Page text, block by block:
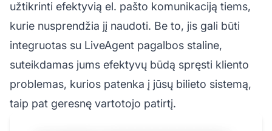
užtikrinti efektyvią el. pašto komunikaciją tiems,
kurie nusprendžia jį naudoti. Be to, jis gali būti
integruotas su LiveAgent pagalbos staline,
suteikdamas jums efektyvų būdą spręsti kliento
problemas, kurios patenka į jūsų bilieto sistemą,
taip pat geresnę vartotojo patirtį.